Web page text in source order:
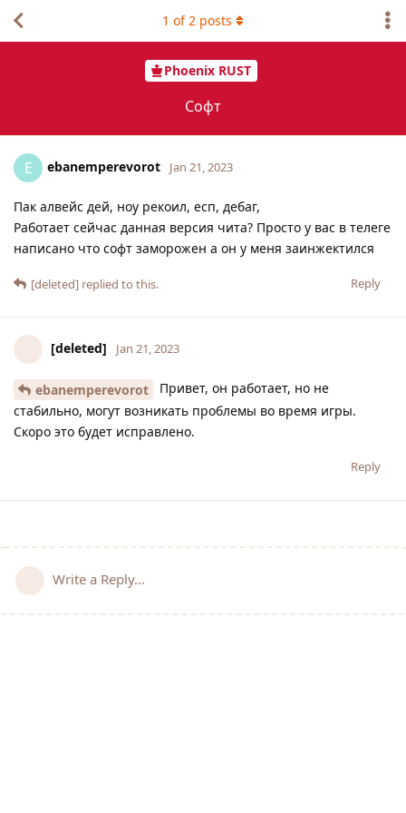
Phoenix RUST
Софт
1 of2 posts
E ebanemperevorot Jan 21, 2023
Пак алвейс дей, ноу рекоил, есп, дебаг,
Работает сейчас данная версия чита? Просто у вас в телеге
написано что софт заморожен а он у меня заинжектился
Reply
[deleted] replied to this.
[deleted] Jan 21, 2023
ebanemperevorot
Привет, он работает, но не
стабильно, могут возникать проблемы во время игры.
Скоро это будет исправлено.
Reply
Write a Reply...